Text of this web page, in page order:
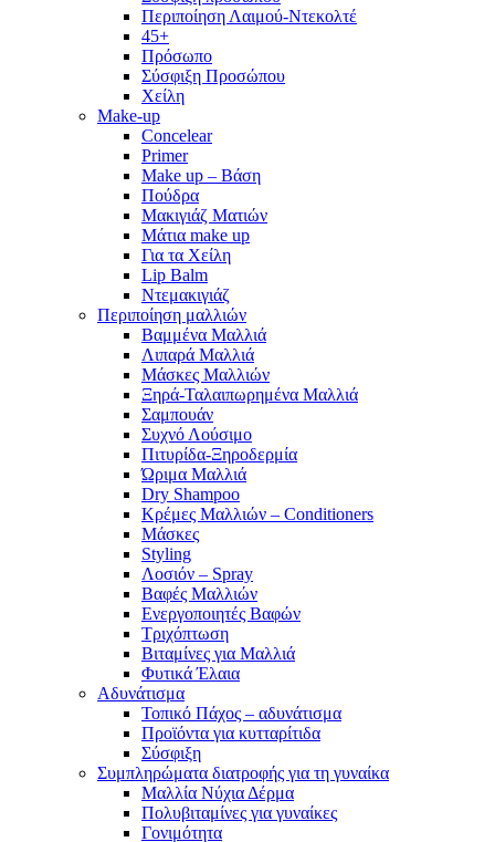
Περιποίηση Λαιμού-Ντεκολτέ
45+
Πρόσωπο
Σύσφιξη Προσώπου
Χείλη
Make-up
Concelear
Primer
Make up – Βάση
Πούδρα
Μακιγιάζ Ματιών
Μάτια make up
Για τα Χείλη
Lip Balm
Ντεμακιγιάζ
Περιποίηση μαλλιών
Βαμμένα Μαλλιά
Λιπαρά Μαλλιά
Μάσκες Μαλλιών
Ξηρά-Ταλαιπωρημένα Μαλλιά
Σαμπουάν
Συχνό Λούσιμο
Πιτυρίδα-Ξηροδερμία
Ώριμα Μαλλιά
Dry Shampoo
Κρέμες Μαλλιών – Conditioners
Μάσκες
Styling
Λοσιόν – Spray
Βαφές Μαλλιών
Ενεργοποιητές Βαφών
Τριχόπτωση
Βιταμίνες για Μαλλιά
Φυτικά Έλαια
Αδυνάτισμα
Τοπικό Πάχος – αδυνάτισμα
Προϊόντα για κυτταρίτιδα
Σύσφιξη
Συμπληρώματα διατροφής για τη γυναίκα
Μαλλία Νύχια Δέρμα
Πολυβιταμίνες για γυναίκες
Γονιμότητα